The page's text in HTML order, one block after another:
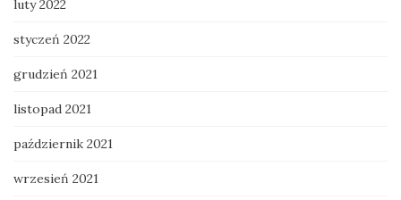
luty 2022
styczeń 2022
grudzień 2021
listopad 2021
październik 2021
wrzesień 2021